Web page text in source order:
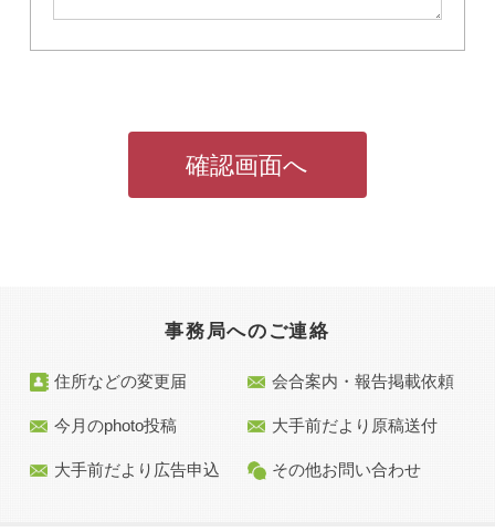
事務局へのご連絡
住所などの変更届 会合案内・報告掲載依頼
今月のphoto投稿 大手前だより原稿送付
大手前だより広告申込 その他お問い合わせ